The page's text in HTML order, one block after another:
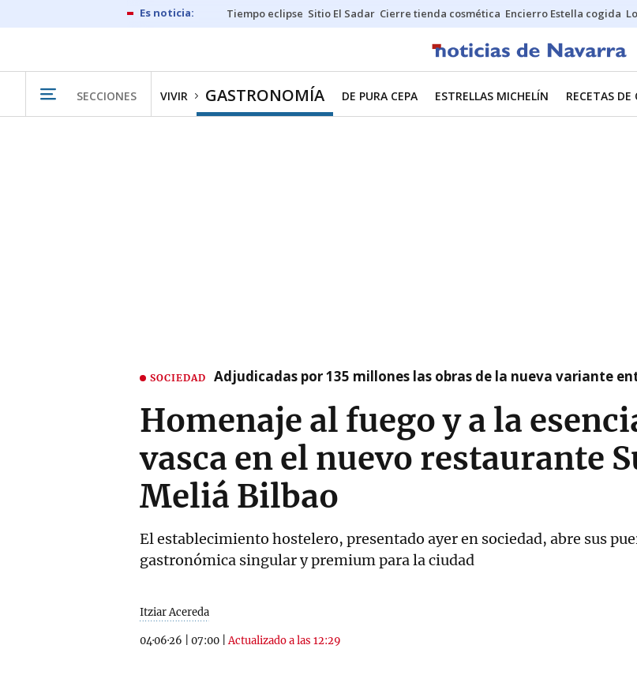
Tiempo eclipse Sitio El Sadar Cierre tienda cosmética Encierro Estella cogida
SECCIONES VIVIR GASTRONOMÍA DE PURA CEPA ESTRELLAS MICHELÍN RECETAS DE
SOCIEDAD Adjudicadas por 135 millones las obras de la nueva variante
Homenaje al fuego y a la
vasca en el nuevo restaurante
Meliá Bilbao
El establecimiento hostelero, presentado ayer en sociedad, abre sus
gastronómica singular y premium para la ciudad
Itziar Acereda
04·06·26 07:00 |Actualizado a las 12:29